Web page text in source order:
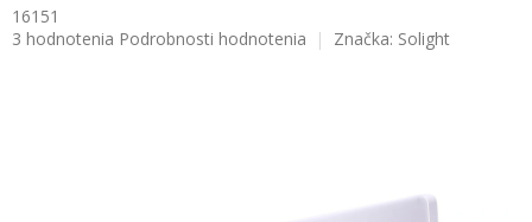
16151
Priemerné
3 hodnotenia Podrobnosti hodnotenia Značka: Solight